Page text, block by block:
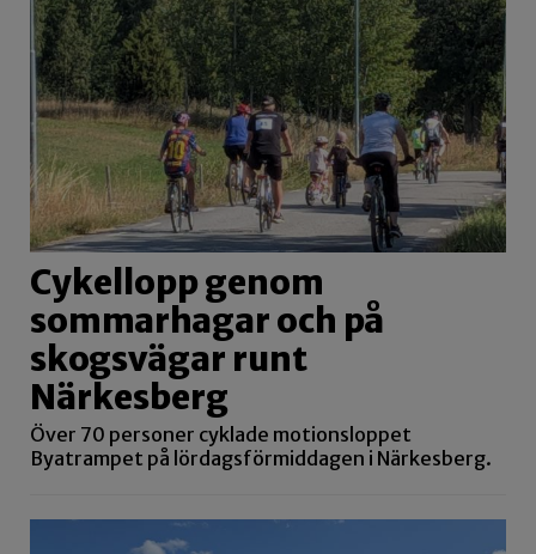
Cykellopp genom
sommarhagar och på
skogsvägar runt
Närkesberg
Över 70 personer cyklade motionsloppet
Byatrampet på lördagsförmiddagen i Närkesberg.